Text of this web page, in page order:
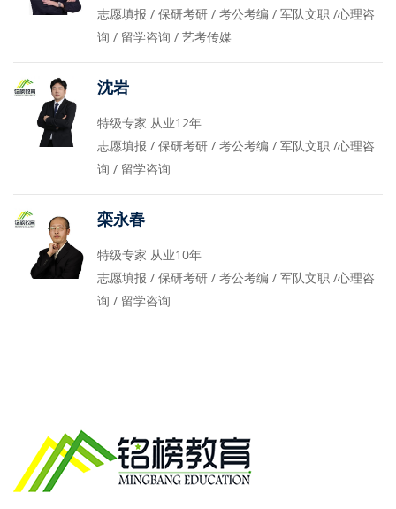
志愿填报 / 保研考研 / 考公考编 / 军队文职 /心理咨
询 / 留学咨询 / 艺考传媒
沈岩
特级专家 从业12年
志愿填报 / 保研考研 / 考公考编 / 军队文职 /心理咨
询 / 留学咨询
栾永春
特级专家 从业10年
志愿填报 / 保研考研 / 考公考编 / 军队文职 /心理咨
询 / 留学咨询